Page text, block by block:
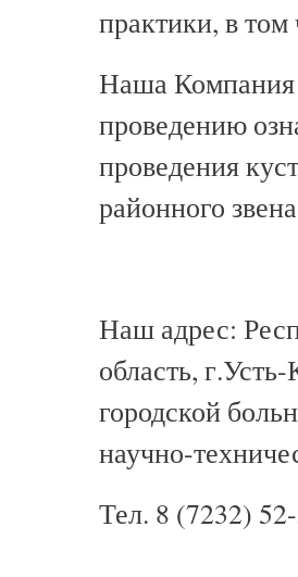
практики, в том
Наша Компания
проведению
проведения
районного
Наш адрес:
область,
городской
научно-
Тел. 8 (7232)